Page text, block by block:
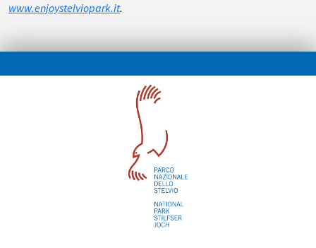
www.enjoystelviopark.it.